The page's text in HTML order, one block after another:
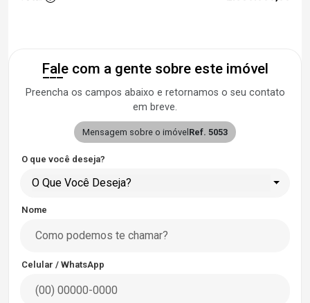
Fale com a gente sobre este imóvel
Preencha os campos abaixo e retornamos o seu contato
em breve.
Mensagem sobre o imóvel Ref. 5053
O que você deseja?
O Que Você Deseja?
Nome
Celular / WhatsApp